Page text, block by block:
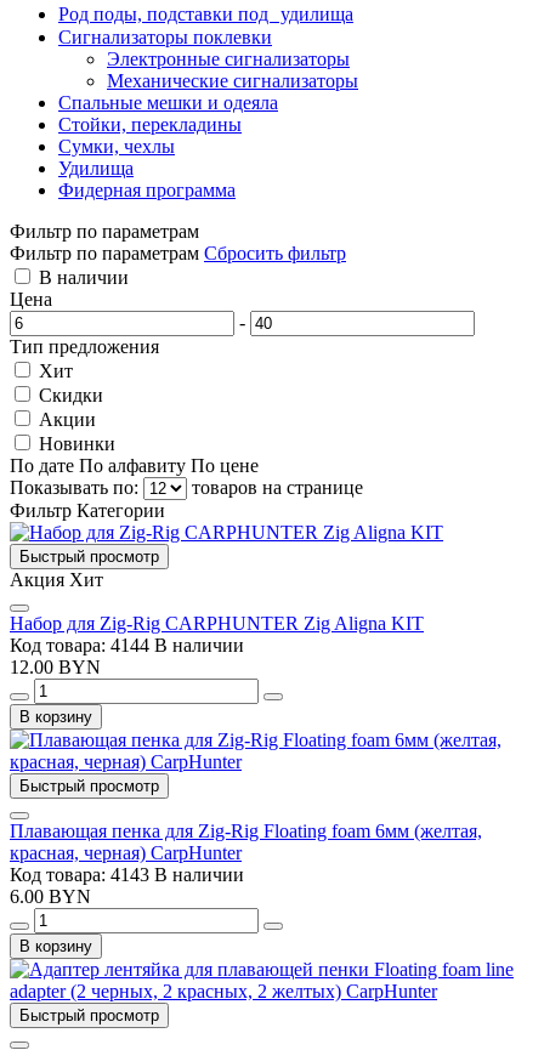
Род поды, подставки под удилища
Сигнализаторы поклевки
Электронные сигнализаторы
Механические сигнализаторы
Спальные мешки и одеяла
Стойки, перекладины
Сумки, чехлы
Удилища
Фидерная программа
Фильтр по параметрам
Фильтр по параметрам Сбросить фильтр
В наличии
Цена
-
Тип предложения
Хит
Скидки
Акции
Новинки
По дате По алфавиту По цене
Показывать по:
товаров на странице
Фильтр Категории
Быстрый просмотр
Акция Хит
Набор для Zig-Rig CARPHUNTER Zig Aligna KIT
Код товара: 4144 В наличии
12.00 BYN
В корзину
Быстрый просмотр
Плавающая пенка для Zig-Rig Floating foam 6мм (желтая,
красная, черная) CarpHunter
Код товара: 4143 В наличии
6.00 BYN
В корзину
Быстрый просмотр